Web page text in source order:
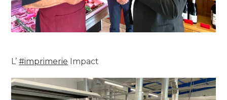
L’#imprimerie Impact